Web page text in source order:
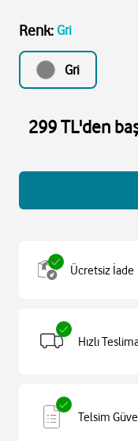
Renk: Gri
Gri
299 TL'den
Ücretsiz İade
Hızlı
Telsim